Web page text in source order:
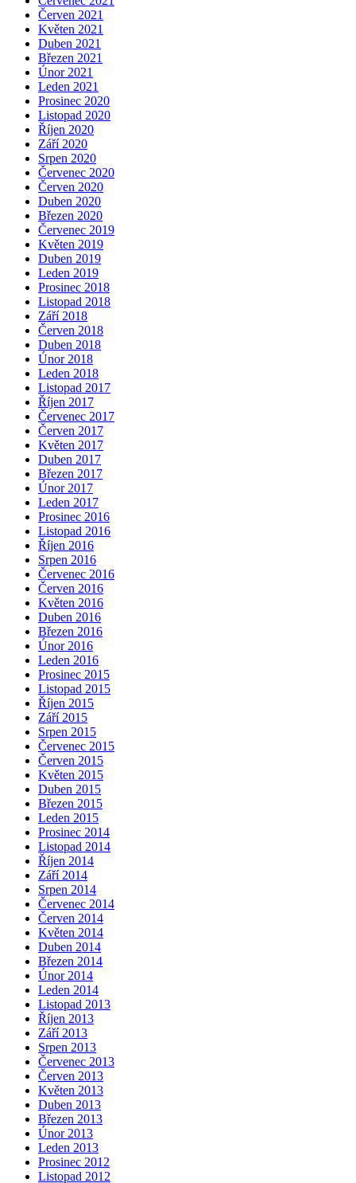
Červen 2021
Květen 2021
Duben 2021
Březen 2021
Únor 2021
Leden 2021
Prosinec 2020
Listopad 2020
Říjen 2020
Září 2020
Srpen 2020
Červenec 2020
Červen 2020
Duben 2020
Březen 2020
Červenec 2019
Květen 2019
Duben 2019
Leden 2019
Prosinec 2018
Listopad 2018
Září 2018
Červen 2018
Duben 2018
Únor 2018
Leden 2018
Listopad 2017
Říjen 2017
Červenec 2017
Červen 2017
Květen 2017
Duben 2017
Březen 2017
Únor 2017
Leden 2017
Prosinec 2016
Listopad 2016
Říjen 2016
Srpen 2016
Červenec 2016
Červen 2016
Květen 2016
Duben 2016
Březen 2016
Únor 2016
Leden 2016
Prosinec 2015
Listopad 2015
Říjen 2015
Září 2015
Srpen 2015
Červenec 2015
Červen 2015
Květen 2015
Duben 2015
Březen 2015
Leden 2015
Prosinec 2014
Listopad 2014
Říjen 2014
Září 2014
Srpen 2014
Červenec 2014
Červen 2014
Květen 2014
Duben 2014
Březen 2014
Únor 2014
Leden 2014
Listopad 2013
Říjen 2013
Září 2013
Srpen 2013
Červenec 2013
Červen 2013
Květen 2013
Duben 2013
Březen 2013
Únor 2013
Leden 2013
Prosinec 2012
Listopad 2012